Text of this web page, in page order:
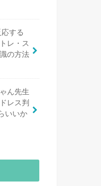
する
レ・ス
の方法
ん先生
レス判
いいか